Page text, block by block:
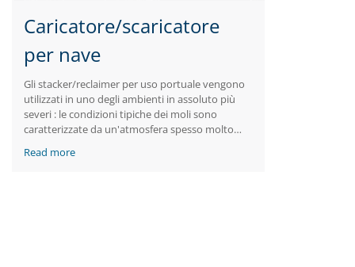
Caricatore/scaricatore
per nave
Gli stacker/reclaimer per uso portuale vengono
utilizzati in uno degli ambienti in assoluto più
severi : le condizioni tipiche dei moli sono
caratterizzate da un'atmosfera spesso molto
essere in grado di resistere a praticamente ogni
Read more